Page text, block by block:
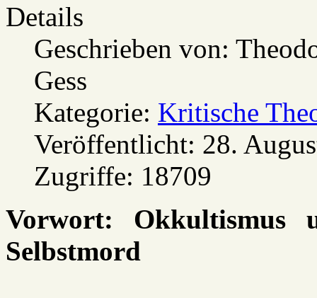
Details
Geschrieben von:
Gess
Kategorie: Kritische
Veröffentlicht: 28.
Zugriffe: 18709
Vorwort: Okkultismus
Selbstmord